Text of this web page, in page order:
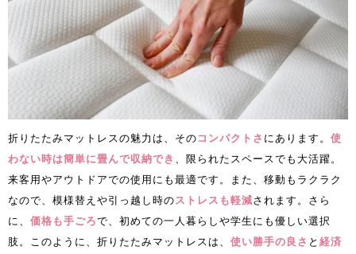
折りたたみマットレスの魅力は、そのコンパクトさ にあります。 使
わない時は簡単に畳んで収納でき
、限られたスペースでも大活躍。
来客用やアウトドアでの使用にも最適です。また、移動もラクラク
なので、模様替えや引っ越し時のストレスも軽減されます。さら
に、 価格も手ごろで、初めての一人暮らしや学生にも優しい選択
肢。このように、折りたたみマットレスは、 使い勝手の良さ と 経済